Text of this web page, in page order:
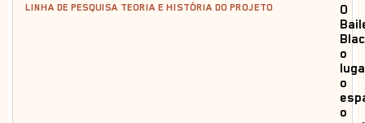
LINHA DE PESQUISA TEORIA E HISTÓRIA DO PROJETO
O
o
o
o